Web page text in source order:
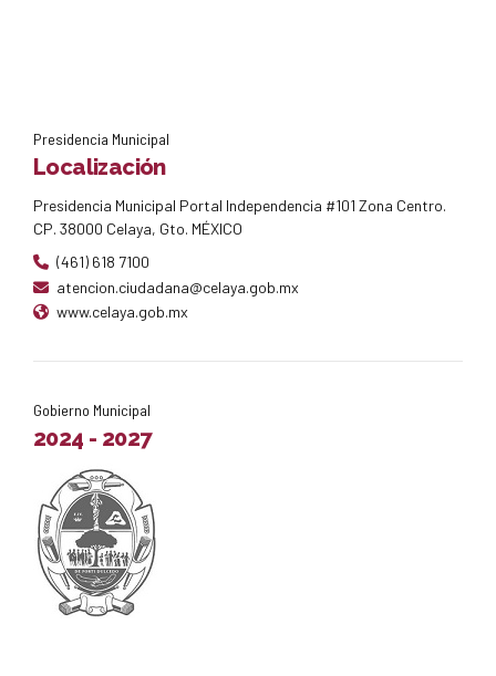
Presidencia Municipal
Localización
Presidencia Municipal Portal Independencia #101 Zona Centro.
CP. 38000 Celaya, Gto. MÉXICO
(461) 618 7100
atencion.ciudadana@celaya.gob.mx
www.celaya.gob.mx
Gobierno Municipal
2024 - 2027